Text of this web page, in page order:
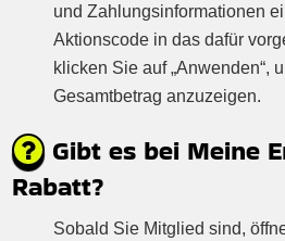
und Zahlungsinformationen
Aktionscode in das dafür
klicken Sie auf „Anwenden“,
Gesamtbetrag anzuzeigen.
Gibt es bei Meine
Rabatt?
Sobald Sie Mitglied sind,